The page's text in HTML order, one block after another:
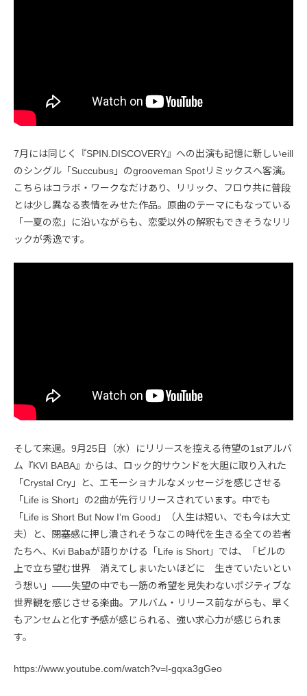
7月には同じく『SPIN.DISCOVERY』への出演も記憶に新しいeill
のシングル「Succubus」のgrooveman Spotリミックスへ客演。
こちらはコラボ・ワークなだけあり、リリック、フロウ共に普段
とは少し異なる表情をみせた作品。原曲のテーマにもなっている
「一夏の恋」に沿いながらも、恋愛以外の解釈もできそうなリリ
ックが秀逸です。
そして来週。9月25日（水）にリリースを控える待望の1stアルバ
ム『KVI BABA』からは、ロック的サウンドを大胆に取り入れた
「Crystal Cry」と、エモーショナルなメッセージを感じさせる
「Life is Short」の2曲が先行リリースされています。中でも
「Life is Short But Now I’m Good」（人生は短い、でも今は大丈
夫）と、閉塞感に押し潰されそうなこの時代を生きる全ての若者
たちへ、Kvi Babaが語りかける「Life is Short」では、「ビルの
上で立ち望む世界 消えてしまいたいほどに 生きていたいとい
う想い」――失望の中でも一筋の希望を見失わないポジティブな
世界観を感じさせる楽曲。アルバム・リリース前ながらも、早く
もアンセムと化す予感が感じられる、強い求心力が感じられま
す。
https://www.youtube.com/watch?v=l-gqxa3gGeo